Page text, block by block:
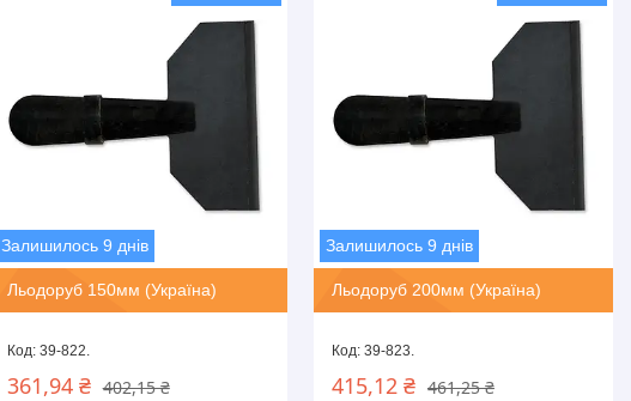
Залишилось 9 днів
Льодоруб 150мм (Україна)
39-822.
402,15 ₴
361,94 ₴
Залишилось 9 днів
Льодоруб 200мм (Україна)
39-823.
461,25 ₴
415,12 ₴